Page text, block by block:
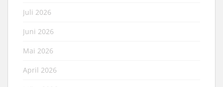
Juli 2026
Juni 2026
Mai 2026
April 2026